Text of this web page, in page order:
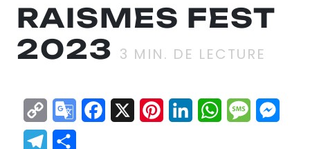
RAISMES FEST
2023 3 MIN. DE LECTURE
Copy
Link
GoogleFacebook
X Pinterest
LinkedInWhatsApp
Telegram